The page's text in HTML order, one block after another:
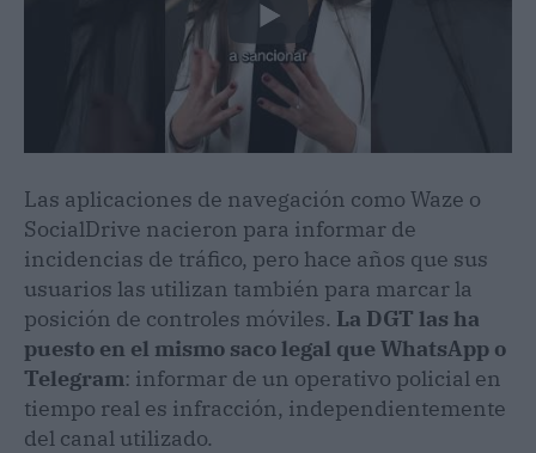
Las aplicaciones de navegación como Waze o
SocialDrive nacieron para informar de
incidencias de tráfico, pero hace años que sus
usuarios las utilizan también para marcar la
posición de controles móviles. La DGT las ha
puesto en el mismo saco legal que WhatsApp o
Telegram: informar de un operativo policial en
tiempo real es infracción, independientemente
del canal utilizado.